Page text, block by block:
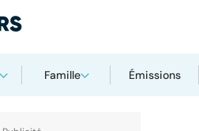
Famille Émissions